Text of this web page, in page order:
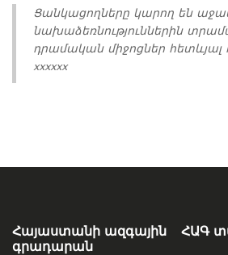
Ցանկացողները կարող են
նախաձեռնություններին
դրամական միջոցներ հետևյալ
xxxxxx
Հայաստանի ազգային
գրադարան
ՀԱԳ